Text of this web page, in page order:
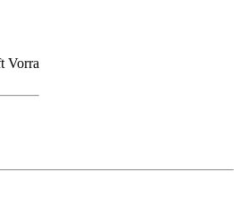
Vorra